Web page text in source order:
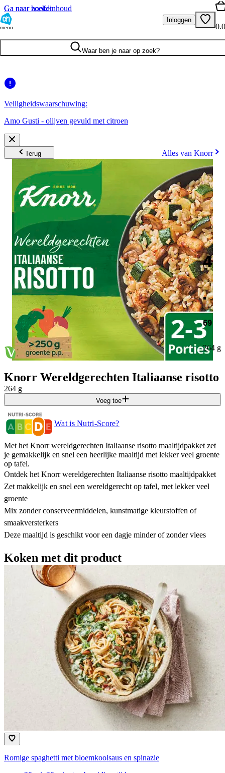
Ga naar hoofdinhoud
Ga naar zoeken
menu
Inloggen
Waar ben je naar op zoek?
Veiligheidswaarschuwing:
Amo Gusti - olijven gevuld met citroen
Terug Alles van Knorr
4
.
69
264 g
Knorr Wereldgerechten Italiaanse risotto
264 g
Voeg toe
Wat is Nutri-Score?
Met het Knorr wereldgerechten Italiaanse risotto maaltijdpakket zet
je gemakkelijk en snel een heerlijke maaltijd met lekker veel groente
op tafel.
Ontdek het Knorr wereldgerechten Italiaanse risotto maaltijdpakket
Zet makkelijk en snel een wereldgerecht op tafel, met lekker veel
groente
Mix zonder conserveermiddelen, kunstmatige kleurstoffen of
smaakversterkers
Deze maaltijd is geschikt voor een dagje minder of zonder vlees
Koken met dit product
Romige spaghetti met bloemkoolsaus en spinazie